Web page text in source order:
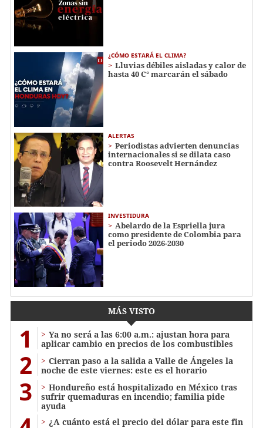
¿CÓMO ESTARÁ EL CLIMA?
Lluvias débiles aisladas y calor de
hasta 40 C° marcarán el sábado
ALERTAS
Periodistas advierten denuncias
internacionales si se dilata caso
contra Roosevelt Hernández
INVESTIDURA
Abelardo de la Espriella jura
como presidente de Colombia para
el periodo 2026-2030
MÁS VISTO
1
Ya no será a las 6:00 a.m.: ajustan hora para
aplicar cambio en precios de los combustibles
2
Cierran paso a la salida a Valle de Ángeles la
noche de este viernes: este es el horario
3
Hondureño está hospitalizado en México tras
sufrir quemaduras en incendio; familia pide
ayuda
¿A cuánto está el precio del dólar para este fin